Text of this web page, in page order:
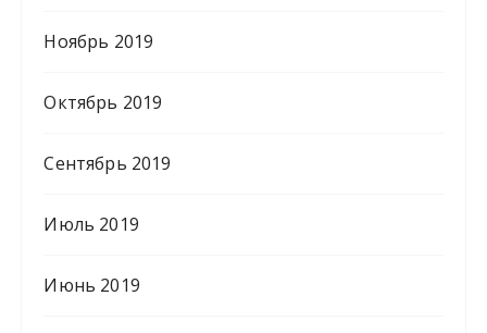
Ноябрь 2019
Октябрь 2019
Сентябрь 2019
Июль 2019
Июнь 2019